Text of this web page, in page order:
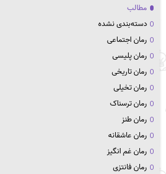
مطالب
دسته‌بندی نشده
رمان اجتماعی
رمان پلیسی
رمان تاریخی
رمان تخیلی
رمان ترسناک
رمان طنز
رمان عاشقانه
رمان غم انگیز
رمان فانتزی